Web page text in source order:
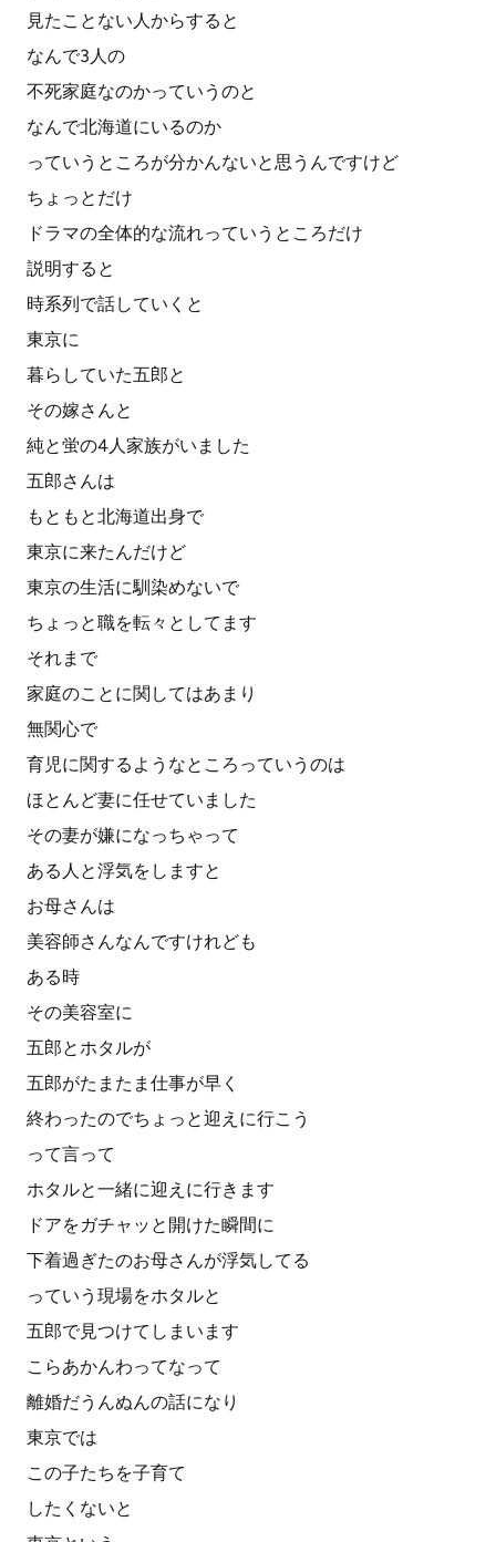
見たことない人からすると
なんで3人の
不死家庭なのかっていうのと
なんで北海道にいるのか
っていうところが分かんないと思うんですけど
ちょっとだけ
ドラマの全体的な流れっていうところだけ
説明すると
時系列で話していくと
東京に
暮らしていた五郎と
その嫁さんと
純と蛍の4人家族がいました
五郎さんは
もともと北海道出身で
東京に来たんだけど
東京の生活に馴染めないで
ちょっと職を転々としてます
それまで
家庭のことに関してはあまり
無関心で
育児に関するようなところっていうのは
ほとんど妻に任せていました
その妻が嫌になっちゃって
ある人と浮気をしますと
お母さんは
美容師さんなんですけれども
ある時
その美容室に
五郎とホタルが
五郎がたまたま仕事が早く
終わったのでちょっと迎えに行こう
って言って
ホタルと一緒に迎えに行きます
ドアをガチャッと開けた瞬間に
下着過ぎたのお母さんが浮気してる
っていう現場をホタルと
五郎で見つけてしまいます
こらあかんわってなって
離婚だうんぬんの話になり
東京では
この子たちを子育て
したくないと